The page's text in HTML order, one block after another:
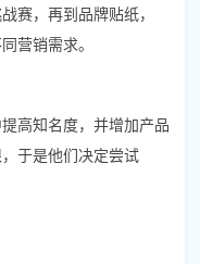
赛，再到品牌贴纸，
营销需求。
高知名度，并增加产品
于是他们决定尝试